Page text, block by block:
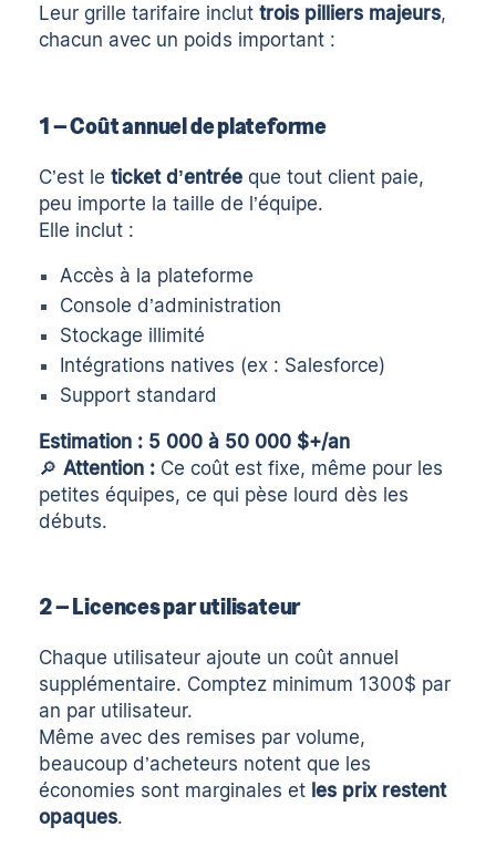
Leur grille tarifaire incluttrois pilliers majeurs,
chacun avec un poids important :
1 – Coût annuel de plateforme
C’est leticket d’entrée que tout client paie,
peu importe la taille de l’équipe.
Elle inclut :
Accès à la plateforme
Console d’administration
Stockage illimité
Intégrations natives (ex : Salesforce)
Support standard
Estimation : 5 000 à 50 000 $+/an
🔎Attention : Ce coût est fixe, même pour les
petites équipes, ce qui pèse lourd dès les
débuts.
2 – Licences par utilisateur
Chaque utilisateur ajoute un coût annuel
supplémentaire. Comptez minimum 1300$ par
an par utilisateur.
Même avec des remises par volume,
beaucoup d’acheteurs notent que les
économies sont marginales et les prix restent
opaques.